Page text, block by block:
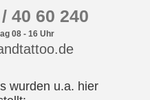
40 60 240
08 - 16 Uhr
wurden u.a. hier